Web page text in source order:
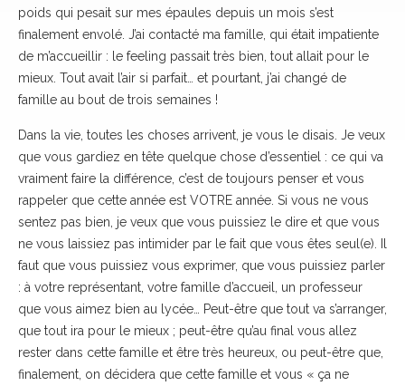
poids qui pesait sur mes épaules depuis un mois s’est
finalement envolé. J’ai contacté ma famille, qui était impatiente
de m’accueillir : le feeling passait très bien, tout allait pour le
mieux. Tout avait l’air si parfait… et pourtant, j’ai changé de
famille au bout de trois semaines !
Dans la vie, toutes les choses arrivent, je vous le disais. Je veux
que vous gardiez en tête quelque chose d’essentiel : ce qui va
vraiment faire la différence, c’est de toujours penser et vous
rappeler que cette année est VOTRE année. Si vous ne vous
sentez pas bien, je veux que vous puissiez le dire et que vous
ne vous laissiez pas intimider par le fait que vous êtes seul(e). Il
faut que vous puissiez vous exprimer, que vous puissiez parler
: à votre représentant, votre famille d’accueil, un professeur
que vous aimez bien au lycée… Peut-être que tout va s’arranger,
que tout ira pour le mieux ; peut-être qu’au final vous allez
rester dans cette famille et être très heureux, ou peut-être que,
finalement, on décidera que cette famille et vous « ça ne